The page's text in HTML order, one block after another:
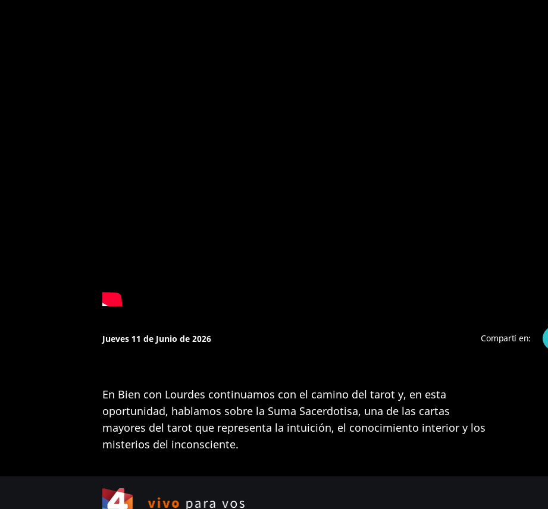
Jueves 11 de Junio de 2026 Compartí en:
En Bien con Lourdes continuamos con el camino del tarot y, en esta
oportunidad, hablamos sobre la Suma Sacerdotisa, una de las cartas
mayores del tarot que representa la intuición, el conocimiento interior y los
misterios del inconsciente.